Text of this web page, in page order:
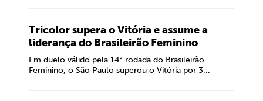
Tricolor supera o Vitória e assume a
liderança do Brasileirão Feminino
Em duelo válido pela 14ª rodada do Brasileirão
Feminino, o São Paulo superou o Vitória por 3...